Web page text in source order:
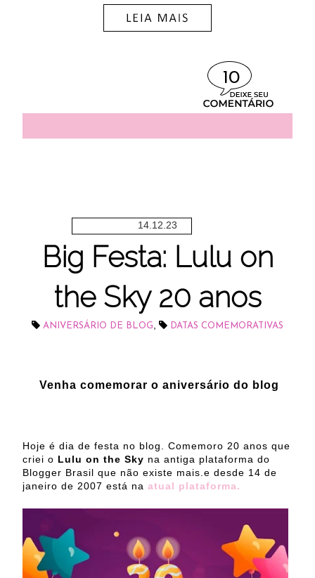
10
14.12.23
Big Festa: Lulu on
the Sky 20 anos
ANIVERSÁRIO DE BLOG DATAS COMEMORATIVAS
Venha comemorar o aniversário do blog
Hoje é dia de festa no blog. Comemoro 20 anos que
criei o Lulu on the Sky na antiga plataforma do
Blogger Brasil que não existe mais.e desde 14 de
janeiro de 2007 está na atual plataforma.